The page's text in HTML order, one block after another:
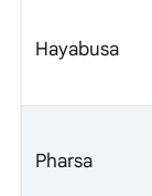
Hayabusa
Pharsa